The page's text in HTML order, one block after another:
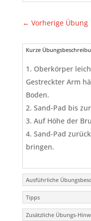
← Vorherige Übung
Kurze
Oberkörper
Gestreckter Arm
Boden.
Sand-Pad bis
Auf Höhe der
Sand-Pad
bringen.
Ausführliche
Tipps
Zusätzliche Übungs-